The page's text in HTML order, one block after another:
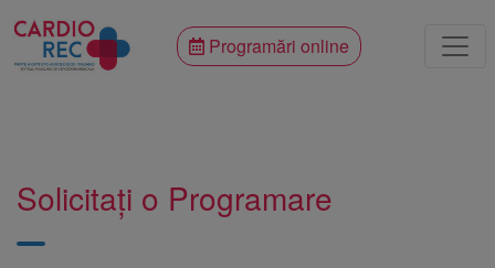
Programări online
Solicitați o Programare